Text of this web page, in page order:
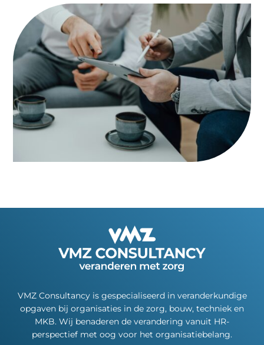
VMZ Consultancy is gespecialiseerd in veranderkundige
opgaven bij organisaties in de zorg, bouw, techniek en
MKB. Wij benaderen de verandering vanuit HR-
perspectief met oog voor het organisatiebelang.